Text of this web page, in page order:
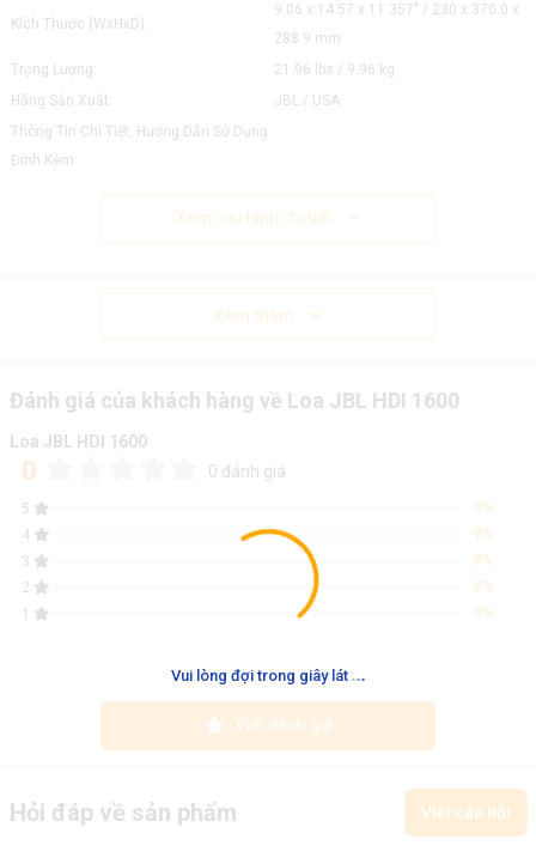
Vui lòng đợi trong giây lát ...
Kích Thước (WxHxD):
9.06 x 14.57 x 11.357" / 230 x 370.0 x
288.9 mm
Trọng Lượng:
21.96 lbs / 9.96 kg
Hãng Sản Xuất:
JBL / USA
Thông Tin Chi Tiết, Hướng Dẫn Sử Dụng
Đính Kèm:
Xem cấu hình chi tiết
Xem thêm
Đánh giá của khách hàng về Loa JBL HDI 1600
Loa JBL HDI 1600
0 0 đánh giá
5
0%
4
0%
3
0%
2
0%
1
0%
Viết đánh giá
Hỏi đáp về sản phẩm Viết câu hỏi